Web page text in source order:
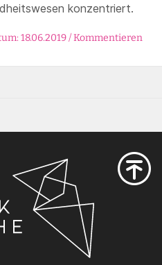
konzentriert.
18.06.2019 /Kommentieren